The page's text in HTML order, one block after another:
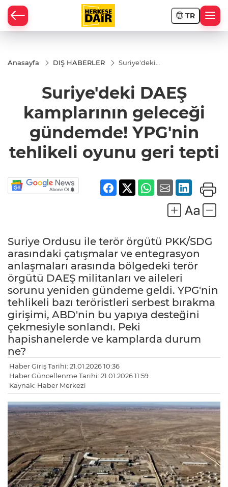
TR
Anasayfa DIŞ HABERLER
Suriye'deki
geleceği
gündemde!
tehlikeli
oyunu geri
tepti
Suriye'deki DAEŞ
kamplarının geleceği
gündemde! YPG'nin
tehlikeli oyunu geri tepti
Suriye Ordusu ile terör örgütü PKK/SDG
arasındaki çatışmalar ve entegrasyon
anlaşmaları arasında bölgedeki terör
örgütü DAEŞ militanları ve aileleri
sorunu yeniden gündeme geldi. YPG'nin
tehlikeli bazı teröristleri serbest bırakma
girişimi, ABD'nin bu yapıya desteğini
çekmesiyle sonlandı. Peki
hapishanelerde ve kamplarda durum
ne?
Haber Giriş Tarihi: 21.01.2026 10:36
Haber Güncellenme Tarihi: 21.01.2026 11:59
Kaynak: Haber Merkezi